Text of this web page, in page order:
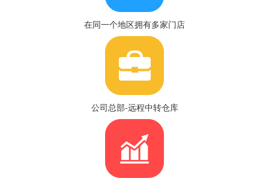
在同一个地区拥有多家门店
公司总部-远程中转仓库